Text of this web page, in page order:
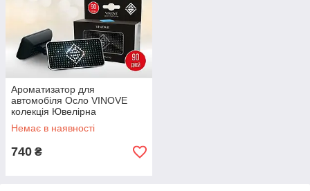
Ароматизатор для
автомобіля Осло VINOVE
колекція Ювелірна
Немає в наявності
740 ₴